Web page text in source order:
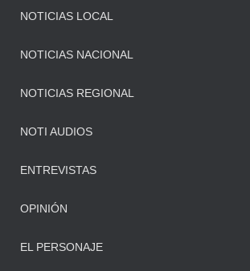
NOTICIAS LOCAL
NOTICIAS NACIONAL
NOTICIAS REGIONAL
NOTI AUDIOS
ENTREVISTAS
OPINIÓN
EL PERSONAJE